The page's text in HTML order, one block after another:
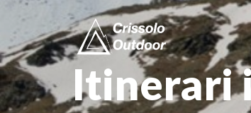
Itinerari